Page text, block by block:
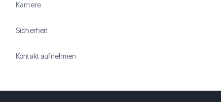
Karriere
Sicherheit
Kontakt aufnehmen